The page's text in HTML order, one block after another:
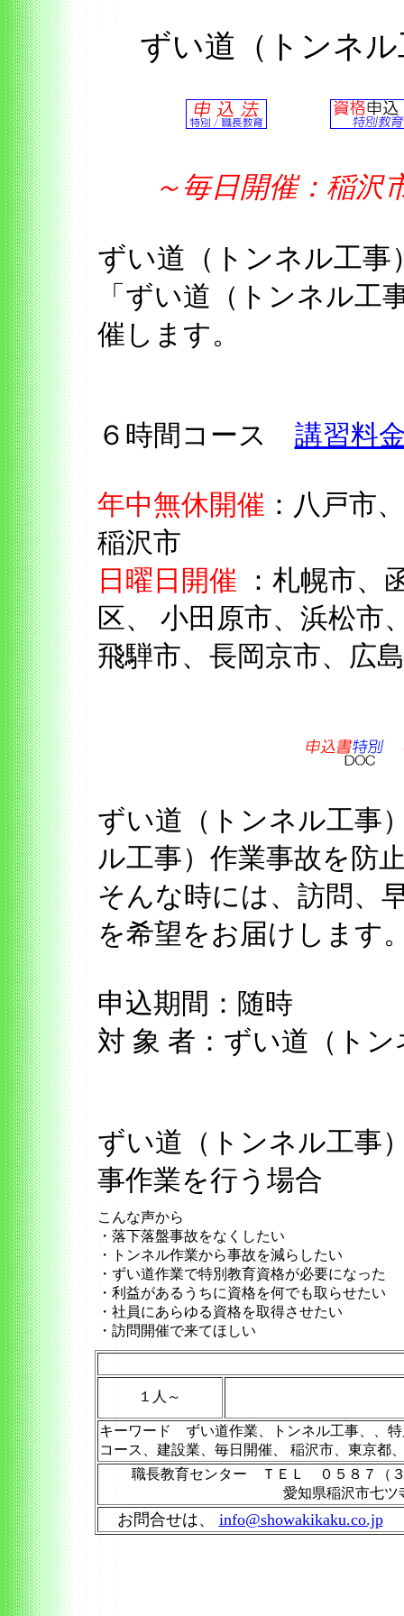
ずい道（トンネ
～毎日開催：稲
ずい道（トンネル工
「ずい道（トンネル工
催します。
６時間コース 講習料
年中無休開催 ：八戸市
稲沢市
日曜日開催 ：札幌市、
区、 小田原市、浜松市
飛騨市、長岡京市、広
ずい道（トンネル工事
ル工事）作業事故を防
そんな時には、訪問、
を希望をお届けします
申込期間：随時
対 象 者：ずい道（ト
ずい道（トンネル工
事作業を行う場合
こんな声から
・落下落盤事故をなくしたい
・トンネル作業から事故を減らしたい
・ずい道作業で特別教育資格が必要になった
・利益があるうちに資格を何でも取らせたい
・社員にあらゆる資格を取得させたい
・訪問開催で来てほしい
１人～
キーワード ずい道作業、トンネル工事、、
コース、建設業、毎日開催、 稲沢市、東京都
職長教育センター ＴＥＬ ０５８７（
愛知県稲沢市七
お問合せは、 info@showakikaku.co.jp